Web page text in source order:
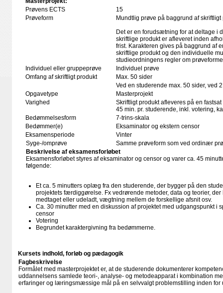
Prøvens ECTS
15
Prøveform
Mundtlig prøve på baggrund af skriftligt
Det er en forudsætning for at deltage i
skriftlige produkt er afleveret inden
frist. Karakteren gives på baggrund af
skriftlige produkt og den individuelle
studieordningens regler om
Individuel eller gruppeprøve
Individuel prøve
Omfang af skriftligt produkt
Max. 50 sider
Ved en studerende max. 50 sider, ved
Opgavetype
Masterprojekt
Varighed
Skriftligt produkt afleveres på en
45 min. pr. studerende, inkl. votering,
Bedømmelsesform
7-trins-skala
Bedømmer(e)
Eksaminator og ekstern censor
Eksamensperiode
Vinter
Syge-/omprøve
Samme prøveform som ved ordinær
Beskrivelse af eksamensforløbet
Eksamensforløbet styres af eksaminator og censor og varer ca. 45
følgende:
Et ca. 5 minutters oplæg fra den studerende, der bygger på den
projektets færdiggørelse. Fx vedrørende metoder, data og teorier,
medtaget eller udeladt, vægtning mellem de forskellige afsnit osv.
Ca. 30 minutter med en diskussion af projektet med udgangspunkt i
censor
Votering
Begrundet karaktergivning fra bedømmerne.
Kursets indhold, forløb og pædagogik
Fagbeskrivelse
Formålet med masterprojektet er, at de studerende dokumenterer
uddannelsens samlede teori-, analyse- og metodeapparat i kombination
erfaringer og læringsmæssige mål på en selvvalgt problemstilling inden for